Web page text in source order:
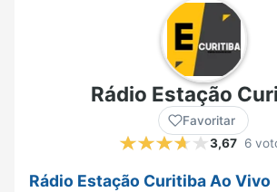
Rádio Estação
Favoritar
3,67 6
Rádio Estação Curitiba Ao Vivo